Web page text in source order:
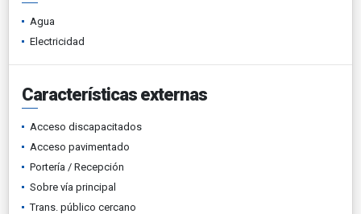
Agua
Electricidad
Características externas
Acceso discapacitados
Acceso pavimentado
Portería / Recepción
Sobre vía principal
Trans. público cercano